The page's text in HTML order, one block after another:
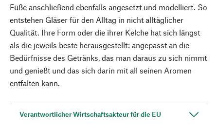
Füße anschließend ebenfalls angesetzt und modelliert. So
entstehen Gläser für den Alltag in nicht alltäglicher
Qualität. Ihre Form oder die ihrer Kelche hat sich längst
als die jeweils beste herausgestellt: angepasst an die
Bedürfnisse des Getränks, das man daraus zu sich nimmt
und genießt und das sich darin mit all seinen Aromen
entfalten kann.
Verantwortlicher Wirtschaftsakteur für die EU